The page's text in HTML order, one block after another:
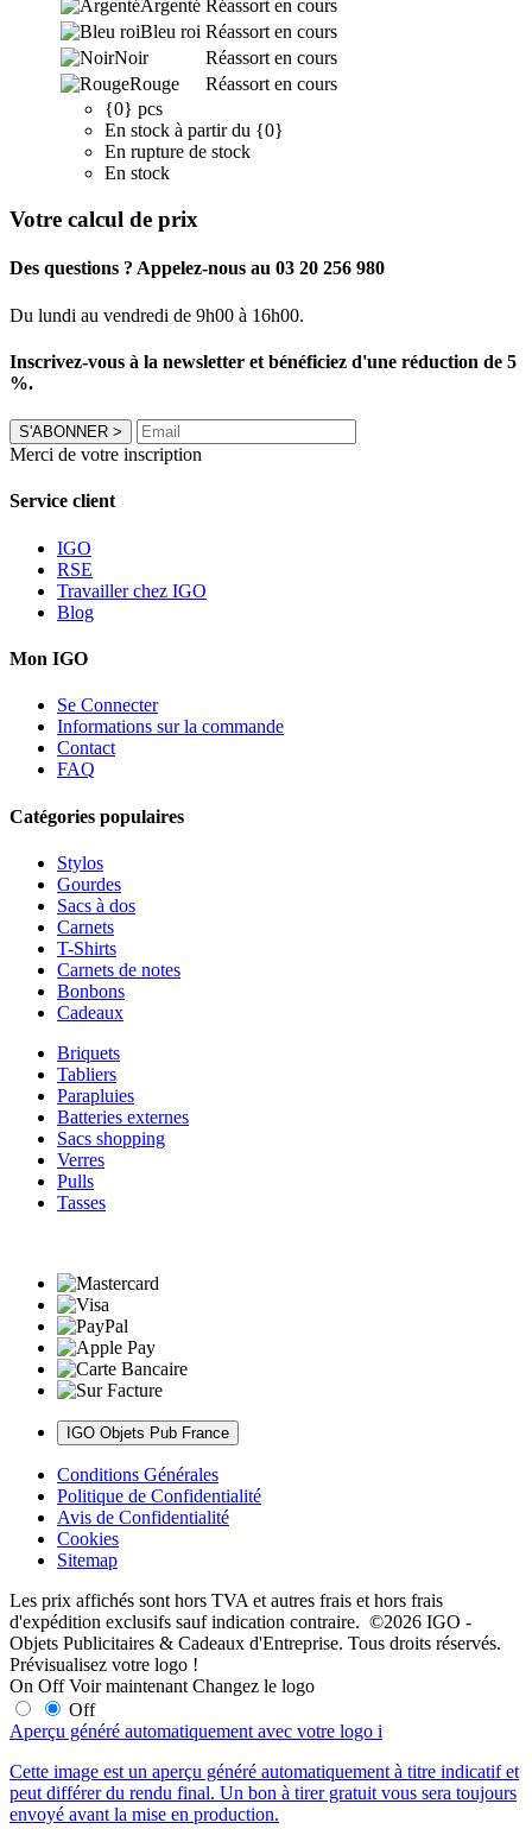
Argenté Réassort en cours
Bleu roi Réassort en cours
Noir
Réassort en cours
Rouge
Réassort en cours
{0} pcs
En stock à partir du {0}
En rupture de stock
En stock
Votre calcul de prix
Des questions ? Appelez-nous au 03 20 256 980
Du lundi au vendredi de 9h00 à 16h00.
Inscrivez-vous à la newsletter et bénéficiez d'une réduction de 5
%.
S'ABONNER >
Merci de votre inscription
Service client
IGO
RSE
Travailler chez IGO
Blog
Mon IGO
Se Connecter
Informations sur la commande
Contact
FAQ
Catégories populaires
Stylos
Gourdes
Sacs à dos
Carnets
T-Shirts
Carnets de notes
Bonbons
Cadeaux
Briquets
Tabliers
Parapluies
Batteries externes
Sacs shopping
Verres
Pulls
Tasses
IGO Objets Pub France
Conditions Générales
Politique de Confidentialité
Avis de Confidentialité
Cookies
Sitemap
Les prix affichés sont hors TVA et autres frais et hors frais
d'expédition exclusifs sauf indication contraire. ©2026 IGO -
Objets Publicitaires & Cadeaux d'Entreprise. Tous droits réservés.
Prévisualisez votre logo !
On Off Voir maintenant Changez le logo
Off
Aperçu généré automatiquement avec votre logo i
Cette image est un aperçu généré automatiquement à titre indicatif et
peut différer du rendu final. Un bon à tirer gratuit vous sera toujours
envoyé avant la mise en production.